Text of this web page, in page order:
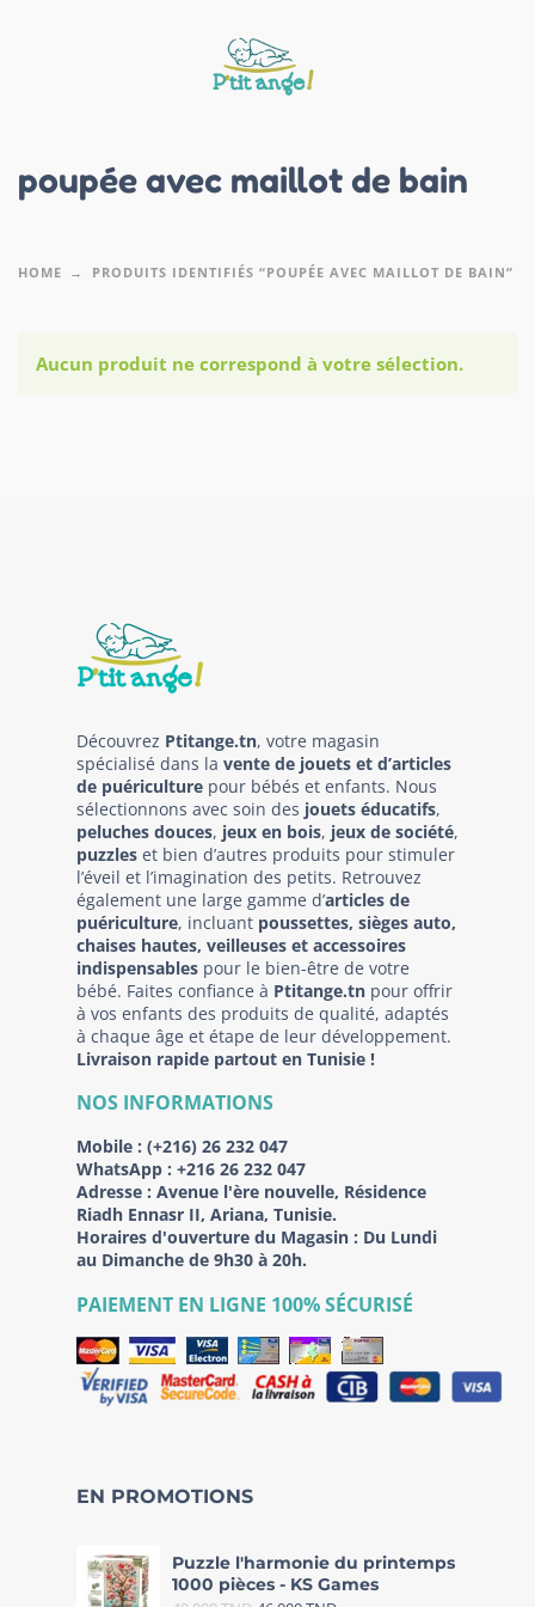
poupée avec maillot de bain
HOME PRODUITS IDENTIFIÉS “POUPÉE AVEC MAILLOT DE BAIN”
Aucun produit ne correspond à votre sélection.
Découvrez Ptitange.tn, votre magasin
spécialisé dans la vente de jouets et d’articles
de puériculture pour bébés et enfants. Nous
sélectionnons avec soin des jouets éducatifs,
peluches douces, jeux en bois, jeux de société,
puzzles et bien d’autres produits pour stimuler
l’éveil et l’imagination des petits. Retrouvez
également une large gamme d’articles de
puériculture, incluant poussettes, sièges auto,
chaises hautes, veilleuses et accessoires
indispensables pour le bien-être de votre
bébé. Faites confiance à Ptitange.tn pour offrir
à vos enfants des produits de qualité, adaptés
à chaque âge et étape de leur développement.
Livraison rapide partout en Tunisie !
NOS INFORMATIONS
Mobile : (+216) 26 232 047
WhatsApp : +216 26 232 047
Adresse : Avenue l'ère nouvelle, Résidence
Riadh Ennasr II, Ariana, Tunisie.
Horaires d'ouverture du Magasin : Du Lundi
au Dimanche de 9h30 à 20h.
PAIEMENT EN LIGNE 100% SÉCURISÉ
EN PROMOTIONS
Puzzle l'harmonie du printemps
1000 pièces - KS Games